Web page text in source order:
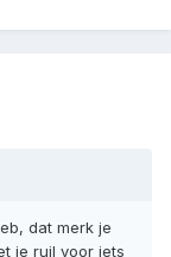
dat merk je
je ruil voor iets